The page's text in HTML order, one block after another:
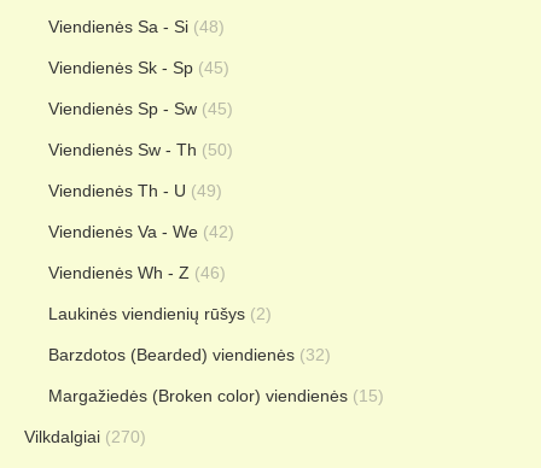
Viendienės Sa - Si (48)
Viendienės Sk - Sp (45)
Viendienės Sp - Sw (45)
Viendienės Sw - Th (50)
Viendienės Th - U (49)
Viendienės Va - We (42)
Viendienės Wh - Z (46)
Laukinės viendienių rūšys (2)
Barzdotos (Bearded) viendienės (32)
Margažiedės (Broken color) viendienės (15)
Vilkdalgiai (270)